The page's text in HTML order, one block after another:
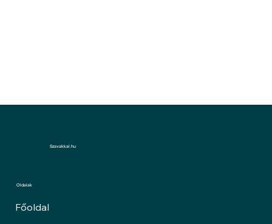
Szavakkal.hu
Oldalak
Főoldal